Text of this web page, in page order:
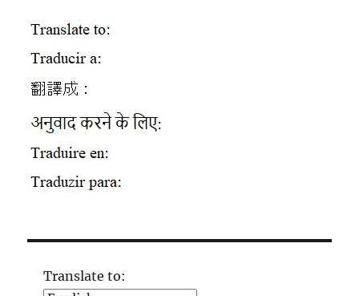
Translate to: